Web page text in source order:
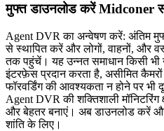
मुफ्त डाउनलोड करें Midconer
Agent DVR का अन्वेषण करें: अंतिम
से स्थापित करें और लोगों, वाहनों, और
तक पहुंचें। यह उन्नत समाधान किसी भी
इंटरफ़ेस प्रदान करता है, असीमित
फॉरवर्डिंग की आवश्यकता न होने पर
Agent DVR की शक्तिशाली मॉनिटरिंग
और बेहतर बनाएं। अब डाउनलोड करें
शांति के लिए।